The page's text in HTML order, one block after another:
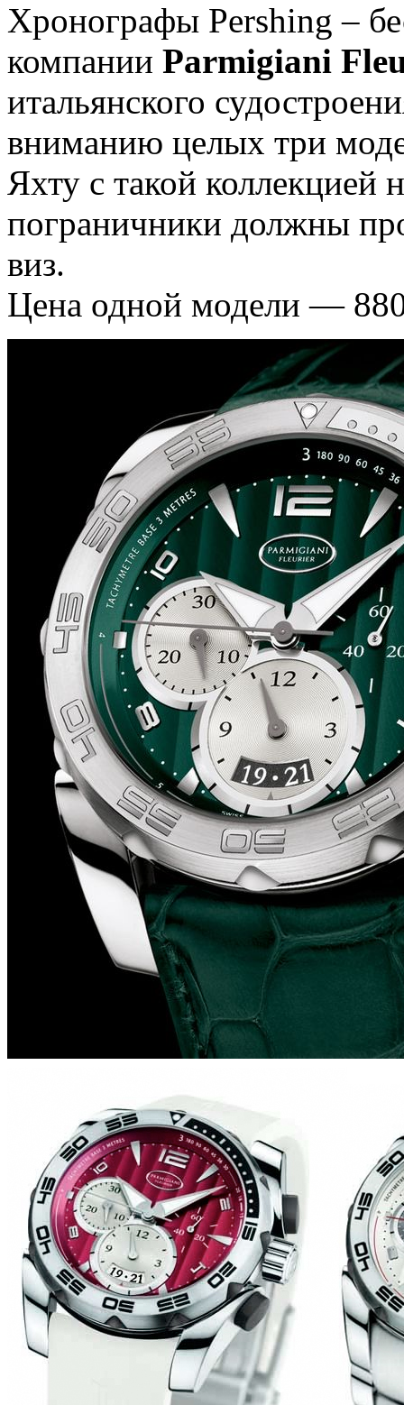
Хронографы Pershing –
компании Parmigiani
итальянского
вниманию целых три
Яхту с такой коллекцией
пограничники должны
виз.
Цена одной модели —